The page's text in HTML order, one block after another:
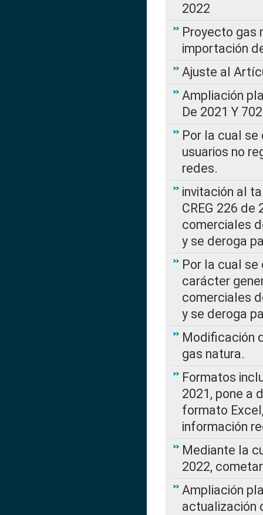
2022
Proyecto gas
importación
Ajuste al
Ampliación
De 2021 Y
Por la cual
usuarios no
redes.
invitación al
CREG 226
comerciales
y se deroga
Por la cual
carácter
comerciales
y se deroga
Modificación
gas natura.
Formatos
2021, pone a
formato
información
Mediante la
2022,
Ampliación
actualización